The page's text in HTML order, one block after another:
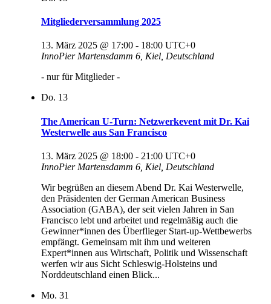
Mitgliederversammlung 2025
13. März 2025 @ 17:00 - 18:00 UTC+0
InnoPier Martensdamm 6, Kiel, Deutschland
- nur für Mitglieder -
Do. 13
The American U-Turn: Netzwerkevent mit Dr. Kai
Westerwelle aus San Francisco
13. März 2025 @ 18:00 - 21:00 UTC+0
InnoPier Martensdamm 6, Kiel, Deutschland
Wir begrüßen an diesem Abend Dr. Kai Westerwelle,
den Präsidenten der German American Business
Association (GABA), der seit vielen Jahren in San
Francisco lebt und arbeitet und regelmäßig auch die
Gewinner*innen des Überflieger Start-up-Wettbewerbs
empfängt. Gemeinsam mit ihm und weiteren
Expert*innen aus Wirtschaft, Politik und Wissenschaft
werfen wir aus Sicht Schleswig-Holsteins und
Norddeutschland einen Blick...
Mo. 31